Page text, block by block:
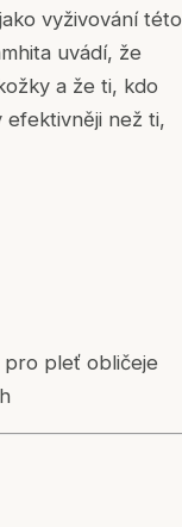
vyživování této
uvádí, že
a že ti, kdo
efektivněji než ti,
pro pleť obličeje